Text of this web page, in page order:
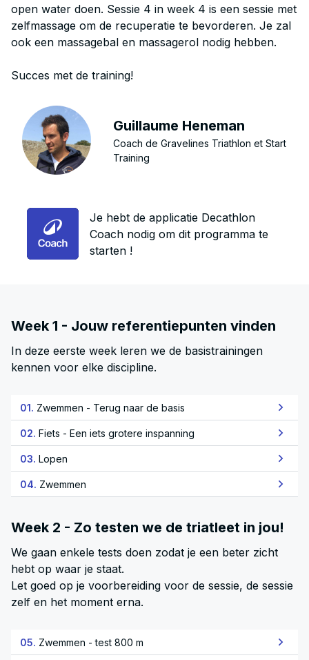
open water doen. Sessie 4 in week 4 is een sessie met
zelfmassage om de recuperatie te bevorderen. Je zal
ook een massagebal en massagerol nodig hebben.
Succes met de training!
Guillaume Heneman
Coach de Gravelines Triathlon et Start
Training
Je hebt de applicatie Decathlon
Coach nodig om dit programma te
starten !
Week 1 - Jouw referentiepunten vinden
In deze eerste week leren we de basistrainingen
kennen voor elke discipline.
01. Zwemmen - Terug naar de basis
02. Fiets - Een iets grotere inspanning
03. Lopen
04. Zwemmen
Week 2 - Zo testen we de triatleet in jou!
We gaan enkele tests doen zodat je een beter zicht
hebt op waar je staat.
Let goed op je voorbereiding voor de sessie, de sessie
zelf en het moment erna.
05. Zwemmen - test 800 m